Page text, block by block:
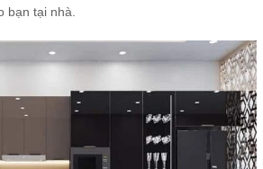
bạn tại nhà.